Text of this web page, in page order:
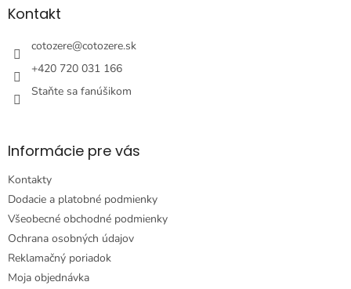
äKontakt
cotozere@cotozere.sk
+420 720 031 166
Staňte sa fanúšikom
Informácie pre vás
Kontakty
Dodacie a platobné podmienky
Všeobecné obchodné podmienky
Ochrana osobných údajov
Reklamačný poriadok
Moja objednávka